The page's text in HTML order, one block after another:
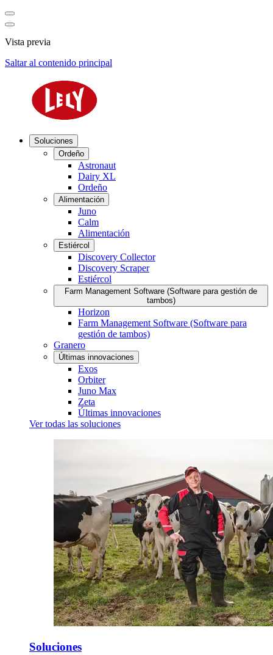
Vista previa
Saltar al contenido principal
Soluciones
Ordeño
Astronaut
Dairy XL
Ordeño
Alimentación
Juno
Calm
Alimentación
Estiércol
Discovery Collector
Discovery Scraper
Estiércol
Farm Management Software (Software para gestión de
tambos)
Horizon
Farm Management Software (Software para
gestión de tambos)
Granero
Últimas innovaciones
Exos
Orbiter
Juno Max
Zeta
Últimas innovaciones
Ver todas las soluciones
Soluciones